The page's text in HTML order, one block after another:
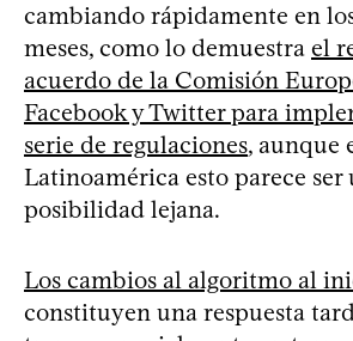
cambiando rápidamente en
meses, como lo demuestra el
acuerdo de la Comisión
Facebook y Twitter para
serie de regulaciones, aunque
Latinoamérica esto parece ser
posibilidad lejana.
Los cambios al algoritmo al
constituyen una respuesta